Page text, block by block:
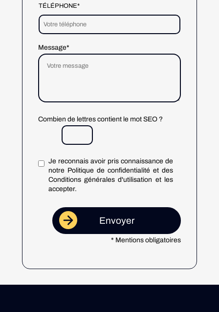
TÉLÉPHONE*
Message*
Combien de lettres contient le mot SEO ?
Je reconnais avoir pris connaissance de
notre Politique de confidentialité et des
Conditions générales d'utilisation et les
accepter.
* Mentions obligatoires